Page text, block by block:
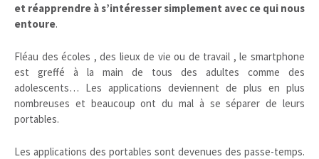
et réapprendre à s’intéresser simplement avec ce qui nous
entoure.
Fléau des écoles , des lieux de vie ou de travail , le smartphone
est greffé à la main de tous des adultes comme des
adolescents… Les applications deviennent de plus en plus
nombreuses et beaucoup ont du mal à se séparer de leurs
portables.
Les applications des portables sont devenues des passe-temps.